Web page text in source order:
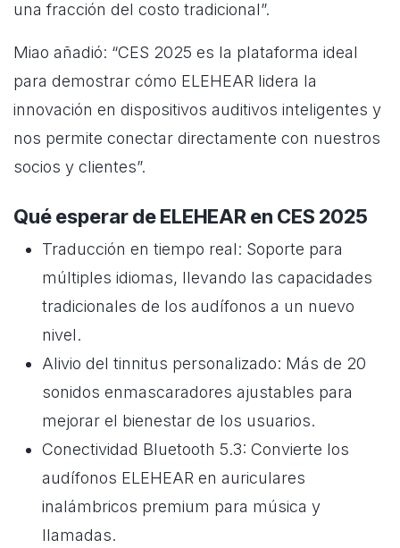
una fracción del costo tradicional”.
Miao añadió: “CES 2025 es la plataforma ideal
para demostrar cómo ELEHEAR lidera la
innovación en dispositivos auditivos inteligentes y
nos permite conectar directamente con nuestros
socios y clientes”.
Qué esperar de ELEHEAR en CES 2025
Traducción en tiempo real: Soporte para
múltiples idiomas, llevando las capacidades
tradicionales de los audífonos a un nuevo
nivel.
Alivio del tinnitus personalizado: Más de 20
sonidos enmascaradores ajustables para
mejorar el bienestar de los usuarios.
Conectividad Bluetooth 5.3: Convierte los
audífonos ELEHEAR en auriculares
inalámbricos premium para música y
llamadas.